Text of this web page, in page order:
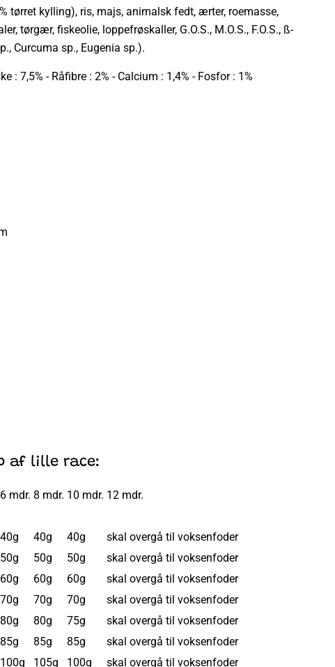
tørret kylling), ris, majs, animalsk fedt, ærter, roemasse,
tørgær, fiskeolie, loppefrøskaller, G.O.S., M.O.S., F.O.S., ß-
Curcuma sp., Eugenia sp.).
: 7,5% - Råfibre : 2% - Calcium : 1,4% - Fosfor : 1%
af lille race:
6 mdr. 8 mdr. 10 mdr. 12 mdr.
40g 40g 40g
skal overgå til voksenfoder
50g 50g 50g
skal overgå til voksenfoder
60g 60g 60g
skal overgå til voksenfoder
70g 70g 70g
skal overgå til voksenfoder
80g 80g 75g
skal overgå til voksenfoder
85g 85g 85g
skal overgå til voksenfoder
100g 105g 100g
skal overgå til voksenfoder